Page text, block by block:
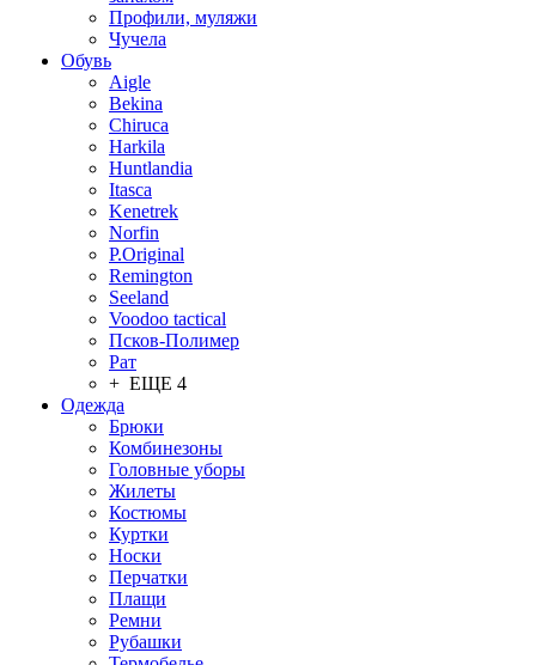
Профили, муляжи
Чучела
Обувь
Aigle
Bekina
Chiruсa
Harkila
Huntlandia
Itasca
Kenetrek
Norfin
P.Original
Remington
Seeland
Voodoo tactical
Псков-Полимер
Рат
+ ЕЩЕ 4
Одежда
Брюки
Комбинезоны
Головные уборы
Жилеты
Костюмы
Куртки
Носки
Перчатки
Плащи
Ремни
Рубашки